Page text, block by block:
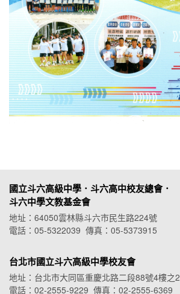
國立斗六高級中學．斗六高中校友總會．
斗六中學文教基金會
地址：64050雲林縣斗六市民生路224號
電話：05-5322039 傳真：05-5373915
台北市國立斗六高級中學校友會
地址：台北市大同區重慶北路二段88號4樓之2
電話：02-2555-9229 傳真：02-2555-6369